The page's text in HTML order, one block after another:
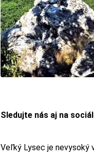
Sledujte nás aj na
Veľký Lysec je nevysoký